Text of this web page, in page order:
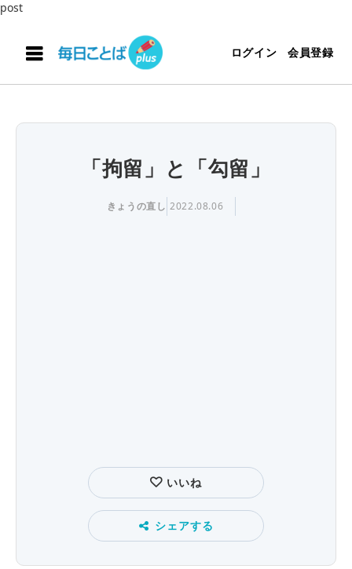
post
ログイン 会員登録
「拘留」と「勾留」
きょうの直し 2022.08.06
いいね
シェアする